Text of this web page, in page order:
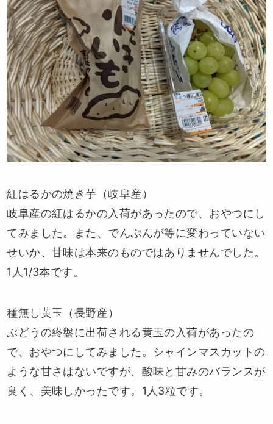
紅はるかの焼き芋（岐阜産）
岐阜産の紅はるかの入荷があったので、おやつにし
てみました。また、でんぷんが等に変わっていない
せいか、甘味は本来のものではありませんでした。
1人1/3本です。
種無し黄玉（長野産）
ぶどうの終盤に出荷される黄玉の入荷があったの
で、おやつにしてみました。シャインマスカットの
ような甘さはないですが、酸味と甘みのバランスが
良く、美味しかったです。1人3粒です。